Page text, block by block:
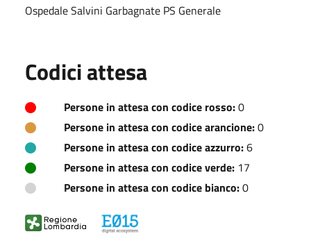
Ospedale Salvini Garbagnate PS Generale
Codici attesa
Persone in attesa con codice rosso:0
Persone in attesa con codice arancione:0
Persone in attesa con codice azzurro:6
Persone in attesa con codice verde: 17
Persone in attesa con codice bianco:0